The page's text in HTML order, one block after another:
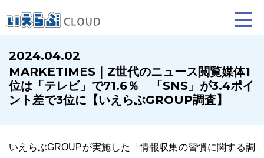
賃貸仲介
業務向け機能
売買仲介
業務向け機能
賃貸管理
業務向け機能
2024.04.02
MARKETIMES｜Z世代のニュース閲覧媒体1
位は「テレビ」で71.6％ 「SNS」が3.4ポイ
ント差で3位に【いえらぶGROUP調査】
いえらぶGROUPが実施した「情報収集の習慣に関する調